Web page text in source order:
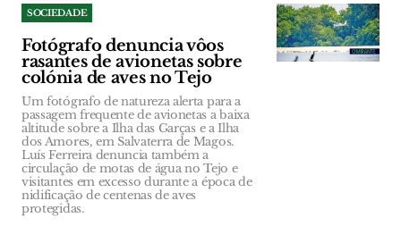
SOCIEDADE
Fotógrafo denuncia vôos
rasantes de avionetas sobre
colónia de aves no Tejo
Um fotógrafo de natureza alerta para a
passagem frequente de avionetas a baixa
altitude sobre a Ilha das Garças e a Ilha
dos Amores, em Salvaterra de Magos.
Luís Ferreira denuncia também a
circulação de motas de água no Tejo e
visitantes em excesso durante a época de
nidificação de centenas de aves
protegidas.